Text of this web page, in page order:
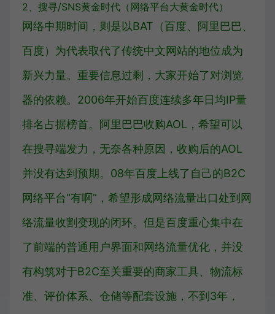
2、 搜寻/SNS黄金时代 （网络平台大黄金时代）
网络中期时间，则是以BAT（百度、阿里巴巴、
百度）为代表取代了传统中文网站的地位成为
新兴力量。 重要信息过剩，大家开始了对浏览
器的依赖。 2006年开始百度连续多年日均IP量
排名占据榜首。 阿里巴巴收购AOL，希望可以
在搜寻端发力，无奈各种原因，收购后的AOL
并没有达到预期。 08年百度上线了自己的B2C
网络平台“有啊”，希望形成网络流量出口处到网
络流量收割变现的闭环。 但是百度重心集中在
了前端的普通用户界面和网络流量优化，并没
有构筑对于B2C至关重要的商家工具、物流标
准、评价体系、仓储等配套设施，不到3年，